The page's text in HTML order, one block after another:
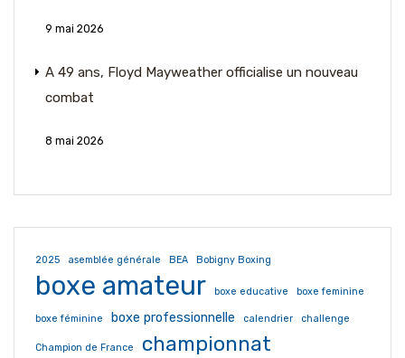
9 mai 2026
A 49 ans, Floyd Mayweather officialise un nouveau
combat
8 mai 2026
2025 asemblée générale BEA Bobigny Boxing
boxe amateur boxe educative boxe feminine
boxe féminine boxe professionnelle calendrier challenge
Champion de France championnat